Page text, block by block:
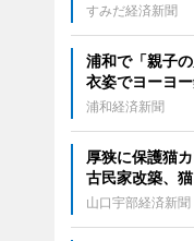
すみだ経済新聞
浦和で「親子
衣姿でヨーヨ
浦和経済新聞
厚狭に保護猫
古民家改築、
山口宇部経済新聞